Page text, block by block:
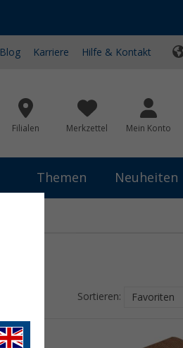
Top-Deals
Blog Karriere Hilfe & Kontakt
Filialen Merkzettel Mein Konto
Themen Neuheiten
Sortieren: